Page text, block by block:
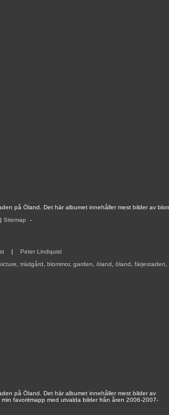
på Öland. Det här albumet innehåller mest bilder av
| Sitemap -
| Peter Lindquist
trädgård blommor, garden öland öland färjestaden
på Öland. Det här albumet innehåller mest bilder av
favoritmapp med utvalda bilder från åren 2006-2007-